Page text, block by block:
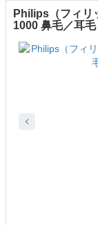
Philips（フィリ
1000 鼻毛／耳毛